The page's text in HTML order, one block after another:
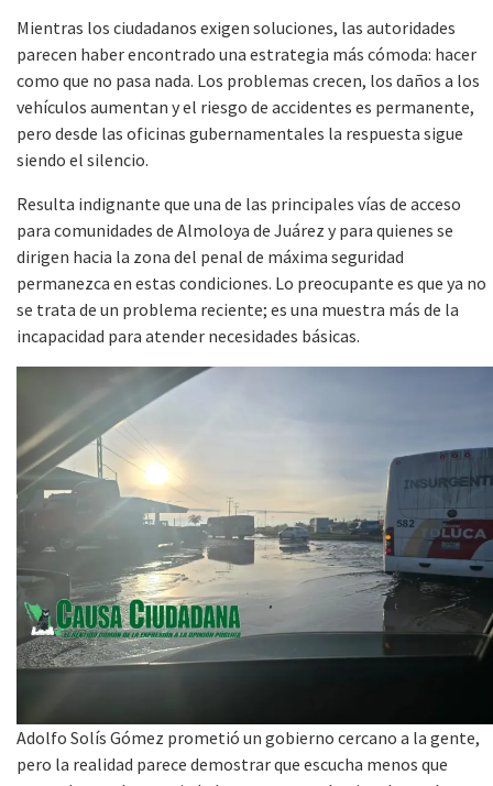
Mientras los ciudadanos exigen soluciones, las autoridades
parecen haber encontrado una estrategia más cómoda: hacer
como que no pasa nada. Los problemas crecen, los daños a los
vehículos aumentan y el riesgo de accidentes es permanente,
pero desde las oficinas gubernamentales la respuesta sigue
siendo el silencio.
Resulta indignante que una de las principales vías de acceso
para comunidades de Almoloya de Juárez y para quienes se
dirigen hacia la zona del penal de máxima seguridad
permanezca en estas condiciones. Lo preocupante es que ya no
se trata de un problema reciente; es una muestra más de la
incapacidad para atender necesidades básicas.
Adolfo Solís Gómez prometió un gobierno cercano a la gente,
pero la realidad parece demostrar que escucha menos que